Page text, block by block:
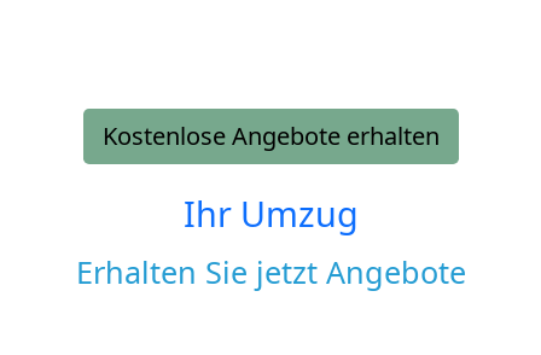
Kostenlose Angebote erhalten
Ihr Umzug
Erhalten Sie jetzt Angebote